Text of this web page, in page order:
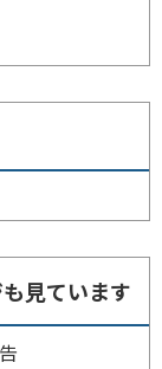
見ています